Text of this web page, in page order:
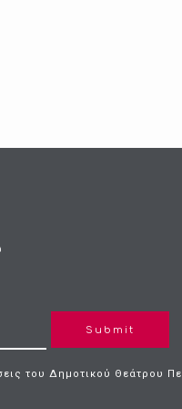
Submit
του Δημοτικού Θεάτρου